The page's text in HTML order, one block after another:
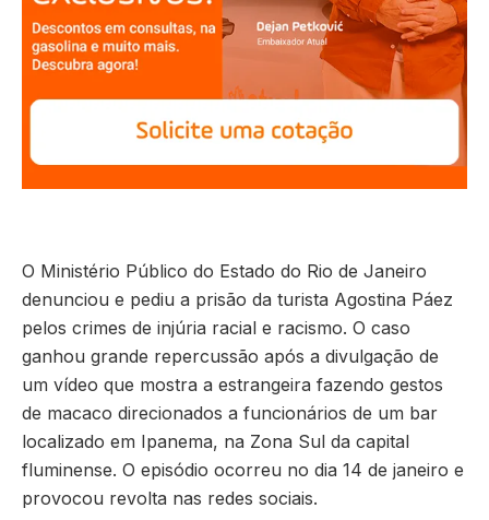
O Ministério Público do Estado do Rio de Janeiro
denunciou e pediu a prisão da turista Agostina Páez
pelos crimes de injúria racial e racismo. O caso
ganhou grande repercussão após a divulgação de
um vídeo que mostra a estrangeira fazendo gestos
de macaco direcionados a funcionários de um bar
localizado em Ipanema, na Zona Sul da capital
fluminense. O episódio ocorreu no dia 14 de janeiro e
provocou revolta nas redes sociais.